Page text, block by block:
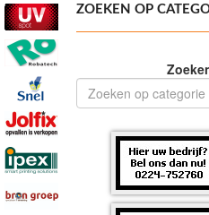
ZOEKEN OP